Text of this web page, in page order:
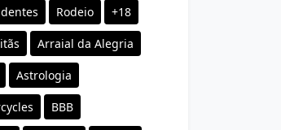
Rodeio +18
Arraial da Alegria
Astrologia
BBB